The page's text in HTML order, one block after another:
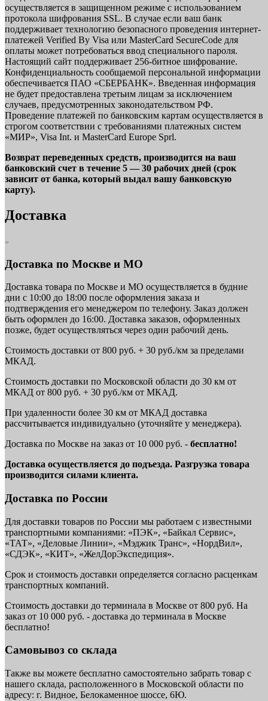
осуществляется в защищенном режиме с использованием
протокола шифрования SSL. В случае если ваш банк
поддерживает технологию безопасного проведения интернет-
платежей Verified By Visa или MasterCard SecureCode для
оплаты может потребоваться ввод специального пароля.
Настоящий сайт поддерживает 256-битное шифрование.
Конфиденциальность сообщаемой персональной информации
обеспечивается ПАО «СБЕРБАНК». Введенная информация
не будет предоставлена третьим лицам за исключением
случаев, предусмотренных законодательством РФ.
Проведение платежей по банковским картам осуществляется в
строгом соответствии с требованиями платежных систем
«МИР», Visa Int. и MasterCard Europe Sprl.
Возврат переведенных средств, производится на ваш
банковский счет в течение 5 — 30 рабочих дней (срок
зависит от банка, который выдал вашу банковскую
карту).
Доставка
Доставка по Москве и МО
Доставка товара по Москве и МО осуществляется в будние
дни с 10:00 до 18:00 после оформления заказа и
подтверждения его менеджером по телефону. Заказ должен
быть оформлен до 16:00. Доставка заказов, оформленных
позже, будет осуществляться через один рабочий день.
Стоимость доставки от 800 руб. + 30 руб./км за пределами
МКАД.
Стоимость доставки по Московской области до 30 км от
МКАД от 800 руб. + 30 руб./км от МКАД.
При удаленности более 30 км от МКАД доставка
рассчитывается индивидуально (уточняйте у менеджера).
Доставка по Москве на заказ от 10 000 руб. - бесплатно!
Доставка осуществляется до подъезда. Разгрузка товара
производится силами клиента.
Доставка по России
Для доставки товаров по России мы работаем с известными
транспортными компаниями: «ПЭК», «Байкал Сервис»,
«ТАТ», «Деловые Линии», «Мэджик Транс», «НордВил»,
«СДЭК», «КИТ», «ЖелДорЭкспедиция».
Срок и стоимость доставки определяется согласно расценкам
транспортных компаний.
Стоимость доставки до терминала в Москве от 800 руб. На
заказ от 10 000 руб. - доставка до терминала в Москве
бесплатно!
Самовывоз со склада
Также вы можете бесплатно самостоятельно забрать товар с
нашего склада, расположенного в Московской области по
адресу: г. Видное, Белокаменное шоссе, 6Ю.